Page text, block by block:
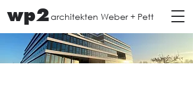
wp2architekten Weber + Pett